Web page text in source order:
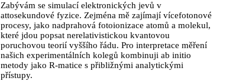
Zabývám se simulací elektronických jevů v
attosekundové fyzice. Zejména mě zajímají vícefotonové
procesy, jako nadprahová fotoionizace atomů a molekul,
které jdou popsat nerelativistickou kvantovou
poruchovou teorií vyššího řádu. Pro interpretace měření
našich experimentálních kolegů kombinuji ab initio
metody jako R-matice s přibližnými analytickými
přístupy.